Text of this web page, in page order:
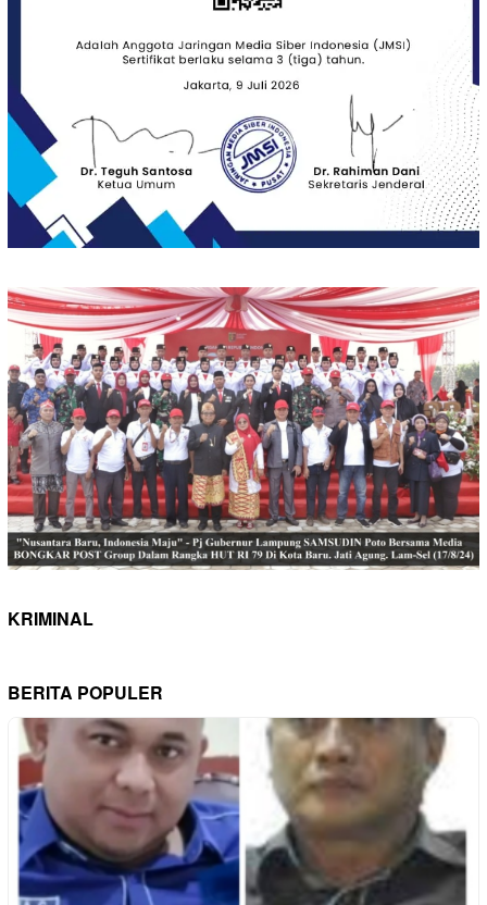
KRIMINAL
BERITA POPULER